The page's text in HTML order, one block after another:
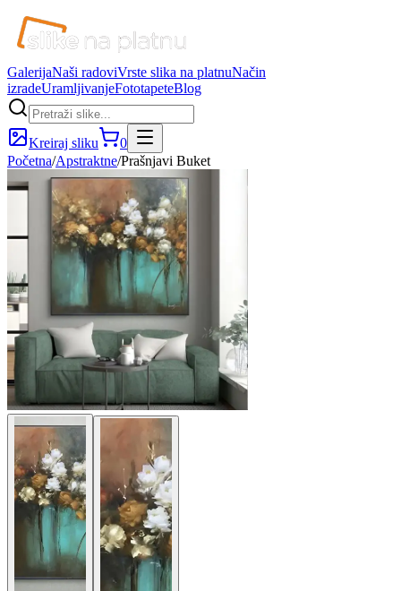
GalerijaNaši radoviVrste slika na platnuNačin
izradeUramljivanjeFototapeteBlog
Kreiraj sliku
0
Početna/Apstraktne/Prašnjavi Buket